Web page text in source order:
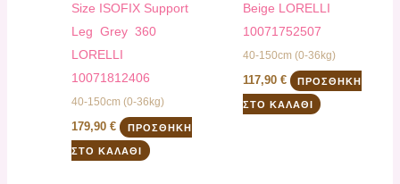
Size ISOFIX Support
Leg Grey 360
LORELLI
10071812406
40-150cm (0-36kg)
179,90€ ΠΡΟΣΘΉΚΗ
ΣΤΟ ΚΑΛΆΘΙ
Beige LORELLI
10071752507
40-150cm (0-36kg)
117,90 € ΠΡΟΣΘΉΚΗ
ΣΤΟ ΚΑΛΆΘΙ